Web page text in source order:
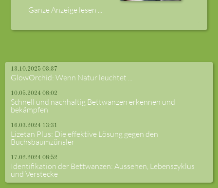
Ganze Anzeige lesen ...
13.10.2025 03:37
GlowOrchid: Wenn Natur leuchtet ...
10.05.2024 08:02
Schnell und nachhaltig Bettwanzen erkennen und
bekämpfen
16.03.2024 13:31
Lizetan Plus: Die effektive Lösung gegen den
Buchsbaumzünsler
17.02.2024 08:52
Identifikation der Bettwanzen: Aussehen, Lebenszyklus
und Verstecke